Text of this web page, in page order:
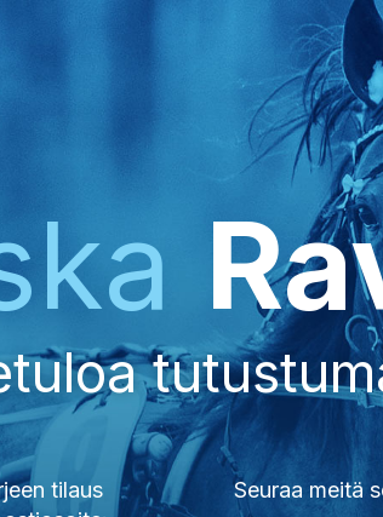
tilaus
Seuraa meitä